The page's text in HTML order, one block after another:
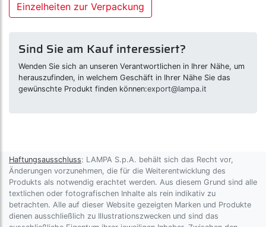
Einzelheiten zur Verpackung
Sind Sie am Kauf interessiert?
Wenden Sie sich an unseren Verantwortlichen in Ihrer Nähe, um
herauszufinden, in welchem Geschäft in Ihrer Nähe Sie das
gewünschte Produkt finden können:export@lampa.it
Haftungsausschluss: LAMPA S.p.A. behält sich das Recht vor,
Änderungen vorzunehmen, die für die Weiterentwicklung des
Produkts als notwendig erachtet werden. Aus diesem Grund sind alle
textlichen oder fotografischen Inhalte als rein indikativ zu
betrachten. Alle auf dieser Website gezeigten Marken und Produkte
dienen ausschließlich zu Illustrationszwecken und sind das